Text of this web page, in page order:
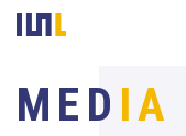
MED IA